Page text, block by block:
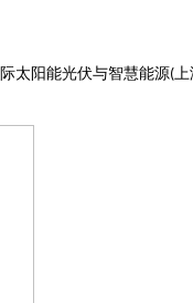
太阳能光伏与智慧能源(上